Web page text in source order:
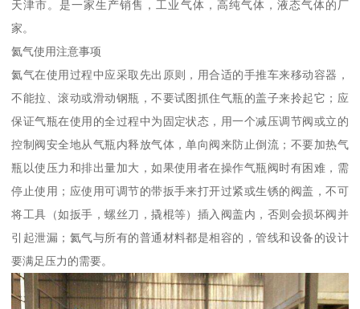
天津市。是一家生产销售，工业气体，高纯气体，液态气体的厂
家。
氦气使用注意事项
氦气在使用过程中应采取先出原则，用合适的手推车来移动容器，
不能拉、滚动或滑动钢瓶，不要试图抓住气瓶的盖子来拎起它；应
保证气瓶在使用的全过程中为固定状态，用一个减压调节阀或立的
控制阀安全地从气瓶内释放气体，单向阀来防止倒流；不要加热气
瓶以使压力和排出量加大，如果使用者在操作气瓶阀时有困难，需
停止使用；应使用可调节的带扳手来打开过紧或生锈的阀盖，不可
将工具（如扳手，螺丝刀，撬棍等）插入阀盖内，否则会损坏阀并
引起泄漏；氦气与所有的普通材料都是相容的，管线和设备的设计
要满足压力的需要。